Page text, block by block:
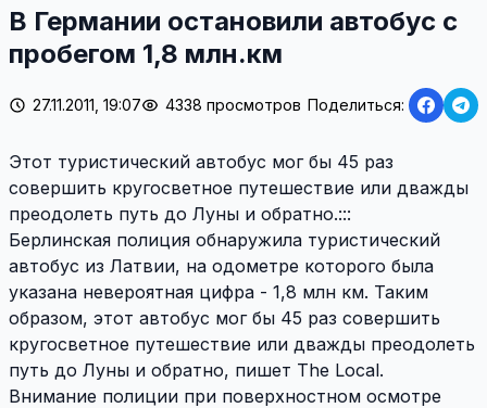
В Германии остановили автобус с
пробегом 1,8 млн.км
27.11.2011, 19:07 4338 просмотров Поделиться:
Этот туристический автобус мог бы 45 раз
совершить кругосветное путешествие или дважды
преодолеть путь до Луны и обратно.:::
Берлинская полиция обнаружила туристический
автобус из Латвии, на одометре которого была
указана невероятная цифра - 1,8 млн км. Таким
образом, этот автобус мог бы 45 раз совершить
кругосветное путешествие или дважды преодолеть
путь до Луны и обратно, пишет The Local.
Внимание полиции при поверхностном осмотре